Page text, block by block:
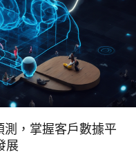
測，掌握客戶數據平
展